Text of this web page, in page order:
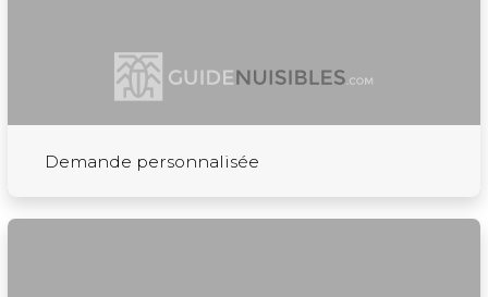
Demande personnalisée